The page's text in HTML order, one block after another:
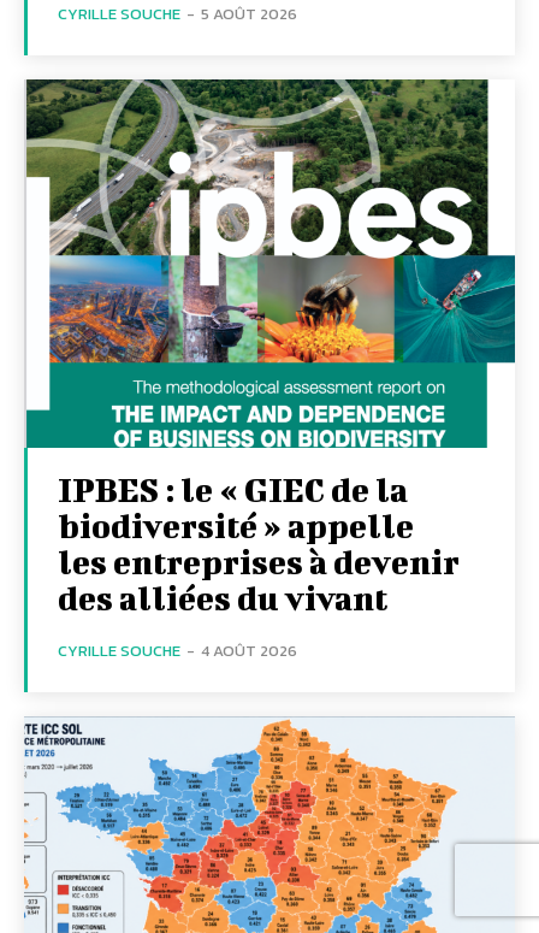
CYRILLE SOUCHE - 5 AOÛT 2026
IPBES : le « GIEC de la
biodiversité » appelle
les entreprises à devenir
des alliées du vivant
CYRILLE SOUCHE - 4 AOÛT 2026